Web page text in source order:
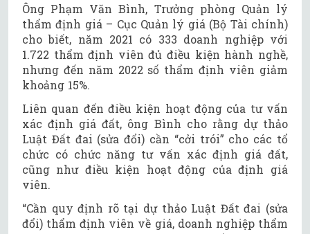
Ông Phạm Văn Bình, Trưởng phòng Quản lý
thẩm định giá – Cục Quản lý giá (Bộ Tài chính)
cho biết, năm 2021 có 333 doanh nghiệp với
1.722 thẩm định viên đủ điều kiện hành nghề,
nhưng đến năm 2022 số thẩm định viên giảm
khoảng 15%.
Liên quan đến điều kiện hoạt động của tư vấn
xác định giá đất, ông Bình cho rằng dự thảo
Luật Đất đai (sửa đổi) cần “cởi trói” cho các tổ
chức có chức năng tư vấn xác định giá đất,
cũng như điều kiện hoạt động của định giá
viên.
“Cần quy định rõ tại dự thảo Luật Đất đai (sửa
đổi) thẩm định viên về giá, doanh nghiệp thẩm